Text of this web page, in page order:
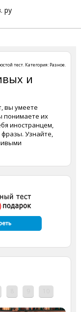
ру
тест. Категория: Разное.
и
вы умеете
понимаете их
иностранцем,
фразы. Узнайте,